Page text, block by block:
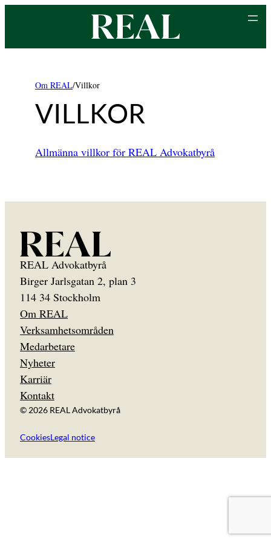
innehåll
Om REAL/Villkor
VILLKOR
Allmänna villkor för REAL Advokatbyrå
REAL Advokatbyrå
Birger Jarlsgatan 2, plan 3
114 34 Stockholm
Om REAL
Verksamhetsområden
Medarbetare
Nyheter
Karriär
Kontakt
© 2026 REAL Advokatbyrå
CookiesLegal notice